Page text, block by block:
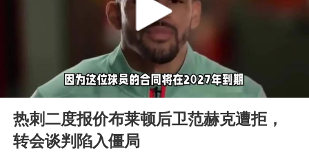
《披荆斩棘2026》阵容官宣
白海豚北上或致京津冀暴雨
Play
00:00 02:23
热刺二度报价布莱顿后卫范赫克遭拒，
转会谈判陷入僵局